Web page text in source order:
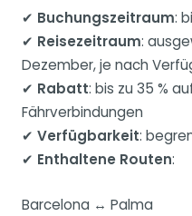
✔ Buchungszeitraum:
✔ Reisezeitraum:
Dezember, je nach
✔ Rabatt: bis zu 35 %
Fährverbindungen
✔ Verfügbarkeit:
✔ Enthaltene Routen:
Barcelona ↔ Palma